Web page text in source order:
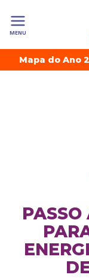
MENU
Mapa do Ano
PASSO